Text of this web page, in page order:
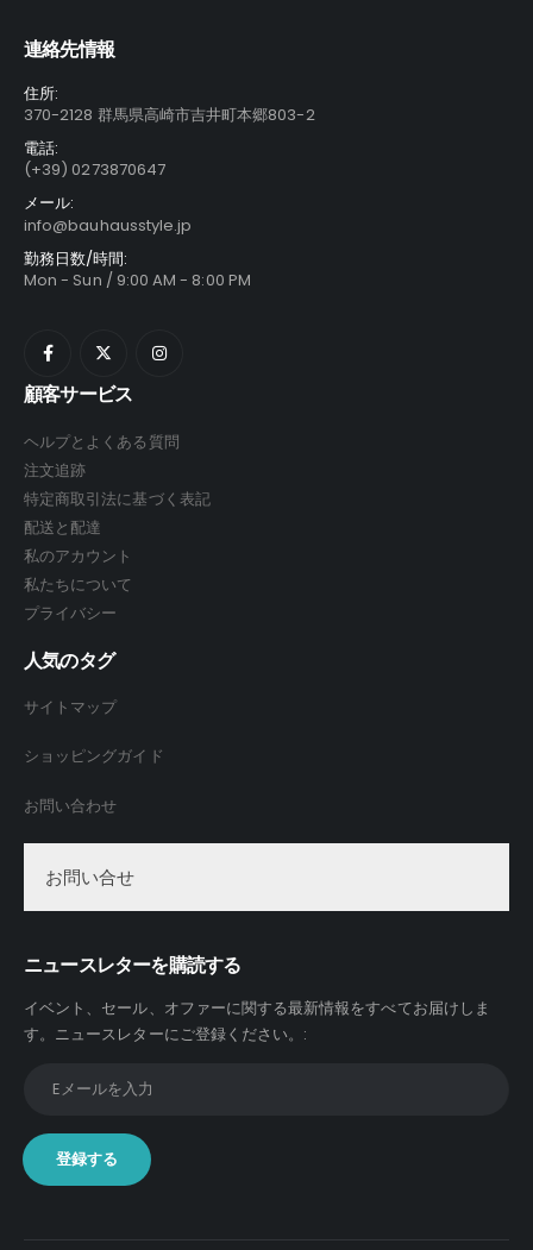
連絡先情報
住所:
370-2128 群馬県高崎市吉井町本郷803-2
電話:
(+39) 0273870647
メール:
info@bauhausstyle.jp
勤務日数/時間:
Mon - Sun / 9:00 AM - 8:00 PM
顧客サービス
ヘルプとよくある質問
注文追跡
特定商取引法に基づく表記
配送と配達
私のアカウント
私たちについて
プライバシー
人気のタグ
サイトマップ
ショッピングガイド
お問い合わせ
お問い合せ
ニュースレターを購読する
イベント、セール、オファーに関する最新情報をすべてお届けしま
す。 ニュースレターにご登録ください。 :